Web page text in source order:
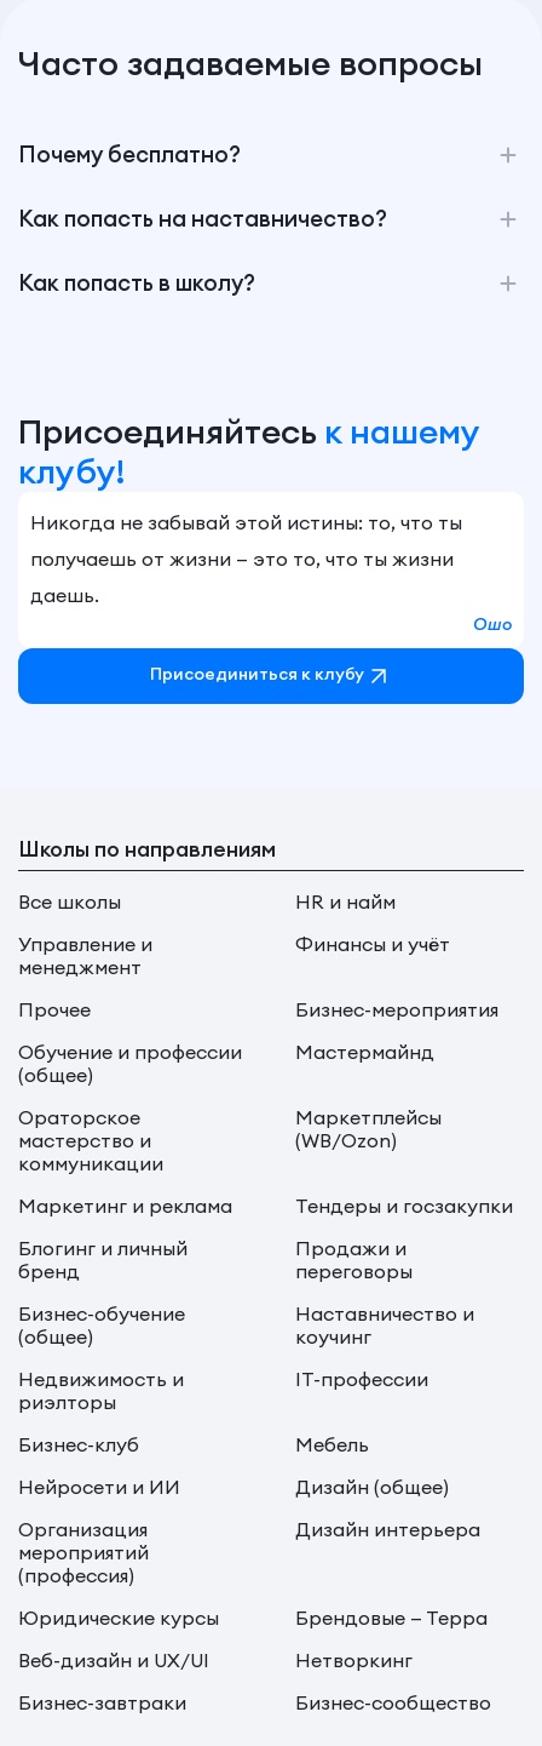
Часто задаваемые вопросы
Почему бесплатно?
Как попасть на наставничество?
Как попасть в школу?
Присоединяйтесь к нашему
клубу!
Никогда не забывай этой истины: то, что ты
получаешь от жизни — это то, что ты жизни
даешь.
Ошо
Присоединиться к клубу
Школы по направлениям
Все школы
HR и найм
Управление и
менеджмент
Финансы и учёт
Прочее
Бизнес-мероприятия
Обучение и профессии
(общее)
Мастермайнд
Ораторское
мастерство и
коммуникации
Маркетплейсы
(WB/Ozon)
Маркетинг и реклама
Тендеры и госзакупки
Блогинг и личный
бренд
Продажи и
переговоры
Бизнес-обучение
(общее)
Наставничество и
коучинг
Недвижимость и
риэлторы
IT-профессии
Бизнес-клуб
Мебель
Нейросети и ИИ
Дизайн (общее)
Организация
мероприятий
(профессия)
Дизайн интерьера
Юридические курсы
Брендовые — Терра
Веб-дизайн и UX/UI
Нетворкинг
Бизнес-завтраки
Бизнес-сообщество